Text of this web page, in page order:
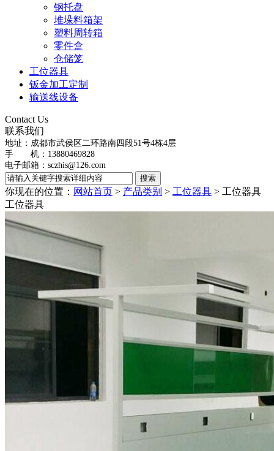
钢托盘
堆垛料箱架
塑料周转箱
零件盒
仓储笼
工位器具
钣金加工定制
输送线设备
Contact Us
联系我们
地址： 成都市武侯区二环路南四段51号4栋4层
手 机：13880469828
电子邮箱： sczhis@126.com
你现在的位置： 网站首页 > 产品类别 > 工位器具 > 工位器具
工位器具